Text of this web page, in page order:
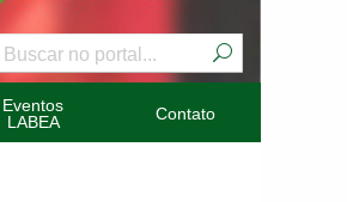
Eventos
LABEA
Contato